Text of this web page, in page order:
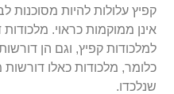
קפיץ עלולות להיות
אינן ממוקמות כראוי.
למלכודות קפיץ, וגם הן דורשות
כלומר, מלכודות כאלו
שנלכדו.